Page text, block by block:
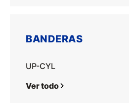
BANDERAS
UP-CYL
Ver todo